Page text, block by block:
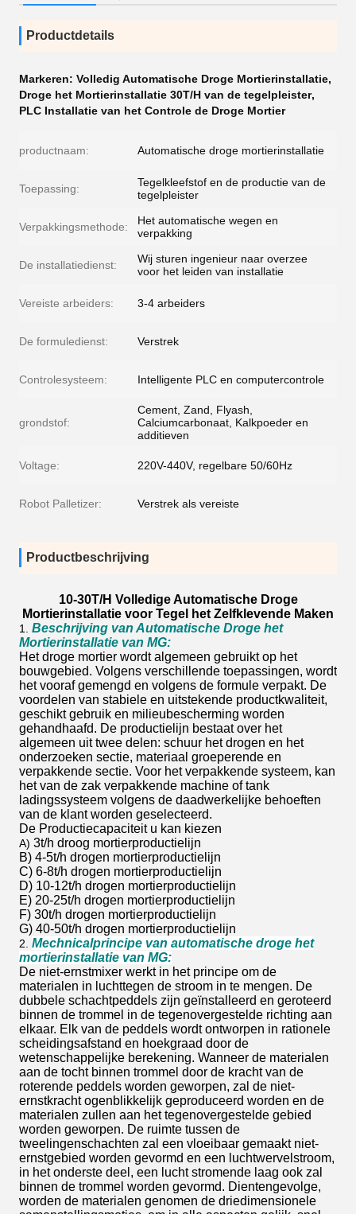
Productdetails
Markeren: Volledig Automatische Droge Mortierinstallatie,
Droge het Mortierinstallatie 30T/H van de tegelpleister,
PLC Installatie van het Controle de Droge Mortier
productnaam: Automatische droge mortierinstallatie
Toepassing:
Tegelkleefstof en de productie van de
tegelpleister
Verpakkingsmethode:
Het automatische wegen en
verpakking
De installatiedienst:
Wij sturen ingenieur naar overzee
voor het leiden van installatie
Vereiste arbeiders: 3-4 arbeiders
De formuledienst: Verstrek
Controlesysteem: Intelligente PLC en computercontrole
grondstof:
Cement, Zand, Flyash,
Calciumcarbonaat, Kalkpoeder en
additieven
Voltage: 220V-440V, regelbare 50/60Hz
Robot Palletizer: Verstrek als vereiste
Productbeschrijving
10-30T/H Volledige Automatische Droge
Mortierinstallatie voor Tegel het Zelfklevende Maken
1. Beschrijving van Automatische Droge het
Mortierinstallatie van MG:
Het droge mortier wordt algemeen gebruikt op het
bouwgebied. Volgens verschillende toepassingen, wordt
het vooraf gemengd en volgens de formule verpakt. De
voordelen van stabiele en uitstekende productkwaliteit,
geschikt gebruik en milieubescherming worden
gehandhaafd. De productielijn bestaat over het
algemeen uit twee delen: schuur het drogen en het
onderzoeken sectie, materiaal groeperende en
verpakkende sectie. Voor het verpakkende systeem, kan
het van de zak verpakkende machine of tank
ladingssysteem volgens de daadwerkelijke behoeften
van de klant worden geselecteerd.
De Productiecapaciteit u kan kiezen
A) 3t/h droog mortierproductielijn
B) 4-5t/h drogen mortierproductielijn
C) 6-8t/h drogen mortierproductielijn
D) 10-12t/h drogen mortierproductielijn
E) 20-25t/h drogen mortierproductielijn
F) 30t/h drogen mortierproductielijn
G) 40-50t/h drogen mortierproductielijn
2. Mechnicalprincipe van automatische droge het
mortierinstallatie van MG:
De niet-ernstmixer werkt in het principe om de
materialen in luchttegen de stroom in te mengen. De
dubbele schachtpeddels zijn geïnstalleerd en geroteerd
binnen de trommel in de tegenovergestelde richting aan
elkaar. Elk van de peddels wordt ontworpen in rationele
scheidingsafstand en hoekgraad door de
wetenschappelijke berekening. Wanneer de materialen
aan de tocht binnen trommel door de kracht van de
roterende peddels worden geworpen, zal de niet-
ernstkracht ogenblikkelijk geproduceerd worden en de
materialen zullen aan het tegenovergestelde gebied
worden geworpen. De ruimte tussen de
tweelingenschachten zal een vloeibaar gemaakt niet-
ernstgebied worden gevormd en een luchtwervelstroom,
in het onderste deel, een lucht stromende laag ook zal
binnen de trommel worden gevormd. Dientengevolge,
worden de materialen genomen de driedimensionele